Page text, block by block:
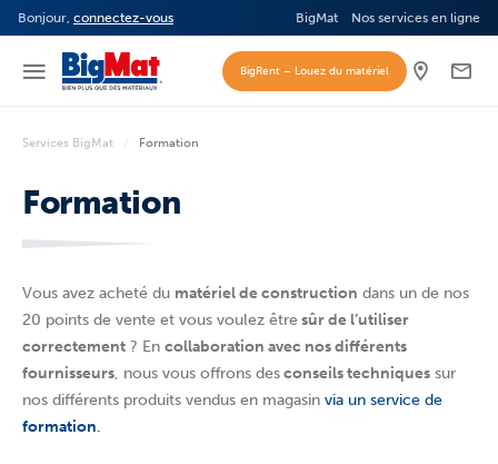
Bonjour, connectez-vous BigMat Nos services en ligne
BigRent – Louez du matériel
Services BigMat Formation
Formation
Vous avez acheté du matériel de construction dans un de nos
20 points de vente et vous voulez être sûr de l’utiliser
correctement ? En collaboration avec nos différents
fournisseurs, nous vous offrons desconseils techniques sur
nos différents produits vendus en magasin via un service de
formation.